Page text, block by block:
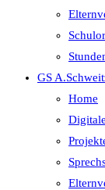
GS
Home